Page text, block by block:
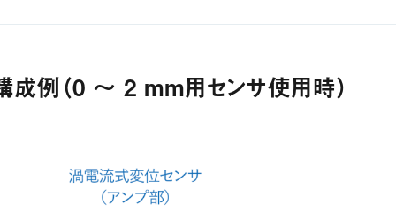
成例（0 ～ 2 mm用センサ使用時）